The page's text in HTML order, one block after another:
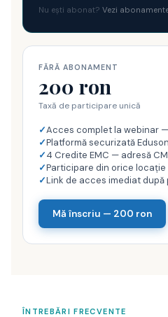
Nu ești abonat? Vezi
FĂRĂ ABONAMENT
200 ron
Taxă de participare unică
✓Acces complet la webinar
✓Platformă securizată
✓4 Credite EMC — adresă
✓Participare din orice locație
✓Link de acces imediat după
Mă înscriu — 200 ron
ÎNTREBĂRI FRECVENTE